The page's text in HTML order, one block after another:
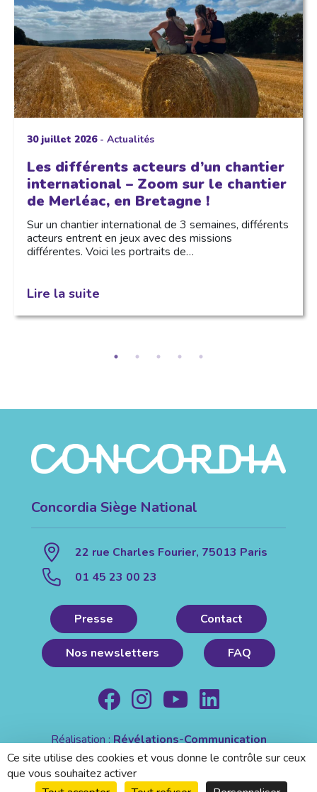
30 juillet 2026- Actualités
Les différents acteurs d’un chantier
international – Zoom sur le chantier
de Merléac, en Bretagne !
Sur un chantier international de 3 semaines, différents
acteurs entrent en jeux avec des missions
différentes. Voici les portraits de…
Lire la suite
Concordia Siège National
22 rue Charles Fourier, 75013 Paris
01 45 23 00 23
Presse Contact
Nos newsletters FAQ
Réalisation :Révélations-Communication
Mentions légales| Politique de confidentialité
Ce site utilise des cookies et vous donne le contrôle sur ceux
que vous souhaitez activer